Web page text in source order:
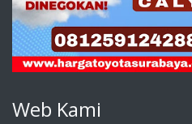
Web Kami